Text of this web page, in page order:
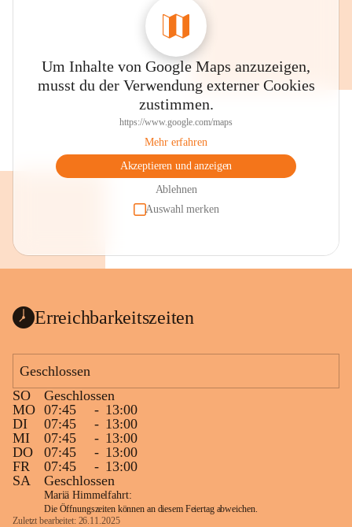
Um Inhalte von Google Maps anzuzeigen,
musst du der Verwendung externer Cookies
zustimmen.
https://www.google.com/maps
Mehr erfahren
Akzeptieren und anzeigen
Ablehnen
Auswahl merken
Erreichbarkeitszeiten
Geschlossen
SO
Geschlossen
MO 07:45 - 13:00
DI
07:45 - 13:00
MI
07:45 - 13:00
DO
07:45 - 13:00
FR
07:45 - 13:00
SA
Geschlossen
Mariä Himmelfahrt:
Die Öffnungszeiten können an diesem Feiertag abweichen.
Zuletzt bearbeitet: 26.11.2025